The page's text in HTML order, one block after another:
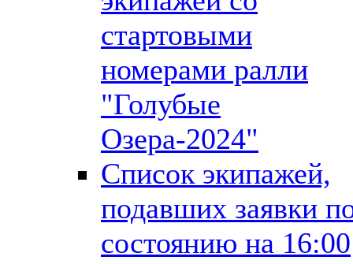
стартовыми
номерами ралли
"Голубые
Озера-2024"
Список экипажей,
подавших заявки
состоянию на 16:00